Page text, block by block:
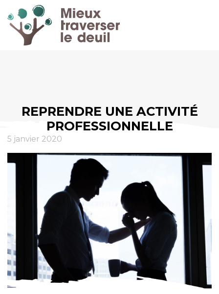
REPRENDRE UNE ACTIVITÉ
PROFESSIONNELLE
5 janvier 2020